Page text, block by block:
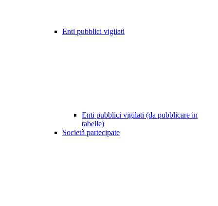
Enti pubblici vigilati
Enti pubblici vigilati (da pubblicare in
tabelle)
Società partecipate